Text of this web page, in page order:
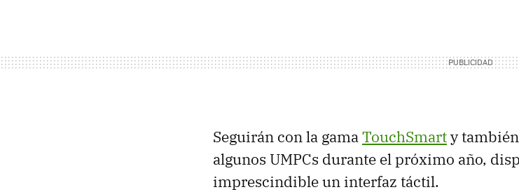
Seguirán con la gamaTouchSmarty
algunos UMPCs durante el próximo año,
imprescindible un interfaz táctil.